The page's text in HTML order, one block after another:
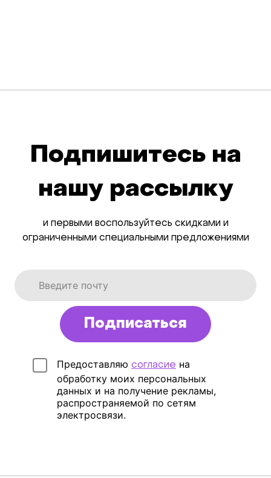
Подпишитесь на
нашу рассылку
и первыми воспользуйтесь скидками и
ограниченными специальными предложениями
Подписаться
Предоставляю согласие на
обработку моих персональных
данных и на получение рекламы,
распространяемой по сетям
электросвязи.